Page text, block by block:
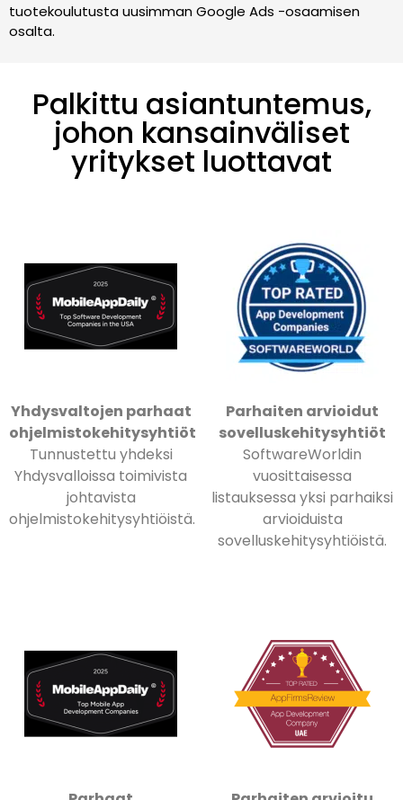
tuotekoulutusta uusimman Google Ads -osaamisen
osalta.
Palkittu asiantuntemus,
johon kansainväliset
yritykset luottavat
Yhdysvaltojen parhaat
ohjelmistokehitysyhtiöt
Tunnustettu yhdeksi
Yhdysvalloissa toimivista
johtavista
ohjelmistokehitysyhtiöistä.
Parhaiten arvioidut
sovelluskehitysyhtiöt
SoftwareWorldin
vuosittaisessa
listauksessa yksi parhaiksi
arvioiduista
sovelluskehitysyhtiöistä.